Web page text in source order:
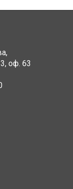
,
3, оф. 63